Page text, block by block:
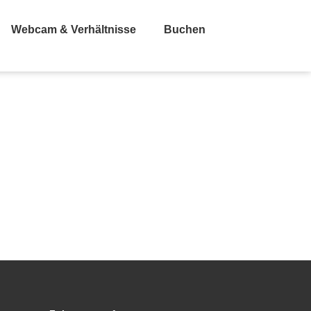
Webcam & Verhältnisse Buchen